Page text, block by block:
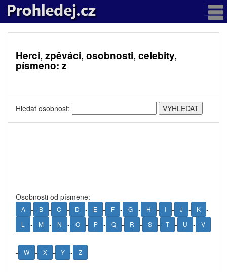
Herci, zpěváci, osobnosti, celebity,
písmeno: z
Hledat osobnost:
Osobnosti od písmene:
A - B - C - D - E - F - G - H - I - J - K -
L - M - N - O - P - Q - R - S - T - U - V
- W - X - Y - Z